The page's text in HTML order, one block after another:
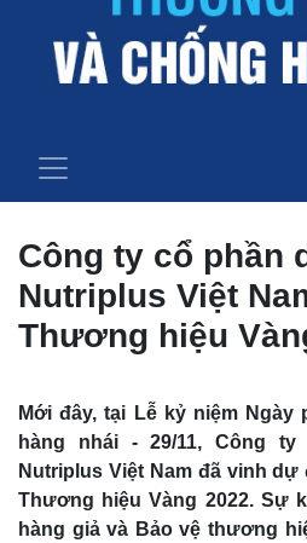
Công ty cổ phần
Nutriplus Việt
Thương hiệu
Mới đây, tại Lễ kỷ niệm Ngày
hàng nhái - 29/11, Công
Nutriplus Việt Nam đã vinh
Thương hiệu Vàng 2022. Sự
hàng giả và Bảo vệ thương